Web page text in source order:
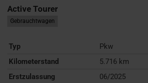
Active Tourer
Gebrauchtwagen
Typ
Pkw
Kilometerstand
5.716 km
Erstzulassung
06/2025